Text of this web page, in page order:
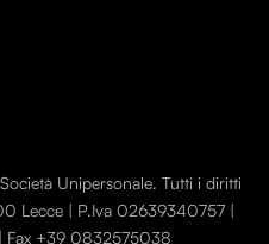
Unipersonale. Tutti i diritti
Lecce | P.Iva 02639340757 |
+39 0832575038